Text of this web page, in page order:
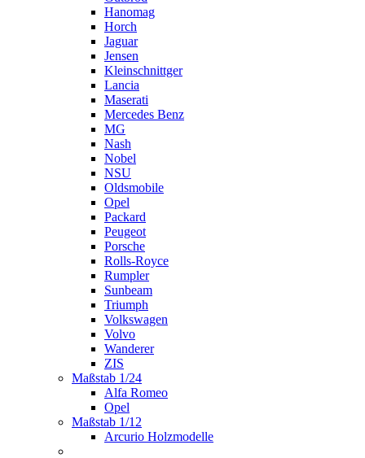
Hanomag
Horch
Jaguar
Jensen
Kleinschnittger
Lancia
Maserati
Mercedes Benz
MG
Nash
Nobel
NSU
Oldsmobile
Opel
Packard
Peugeot
Porsche
Rolls-Royce
Rumpler
Sunbeam
Triumph
Volkswagen
Volvo
Wanderer
ZIS
Maßstab 1/24
Alfa Romeo
Opel
Maßstab 1/12
Arcurio Holzmodelle